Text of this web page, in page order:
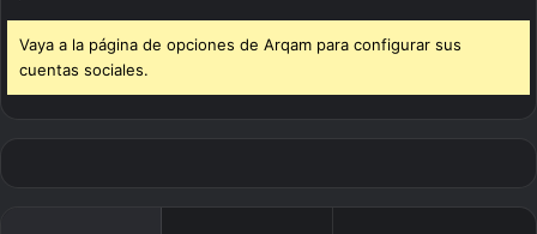
Vaya a la página de opciones de Arqam para configurar sus
cuentas sociales.